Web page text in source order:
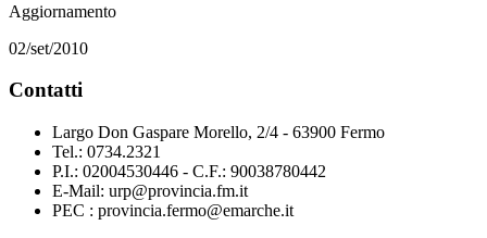
Aggiornamento
02/set/2010
Contatti
Largo Don Gaspare Morello, 2/4 - 63900 Fermo
Tel.: 0734.2321
P.I.: 02004530446 - C.F.: 90038780442
E-Mail: urp@provincia.fm.it
PEC : provincia.fermo@emarche.it